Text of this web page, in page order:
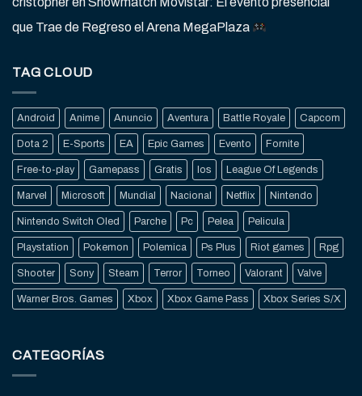
que Trae de Regreso el Arena MegaPlaza
TAG CLOUD
Android Anime Anuncio Aventura Battle Royale Capcom
Dota 2 E-Sports EA Epic Games Evento Fornite
Free-to-play Gamepass Gratis Ios League Of Legends
Marvel Microsoft Mundial Nacional Netflix Nintendo
Nintendo Switch Oled Parche Pc Pelea Pelicula
Playstation Pokemon Polemica Ps Plus Riot games Rpg
Shooter Sony Steam Terror Torneo Valorant Valve
Warner Bros. Games Xbox Xbox Game Pass Xbox Series S/X
CATEGORÍAS